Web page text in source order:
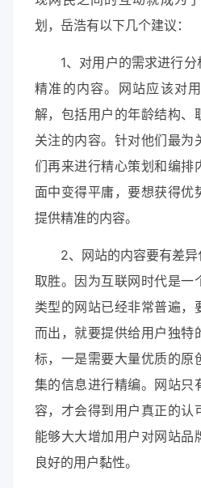
划，岳浩有以下几个建议：
1、对用户的需求进行
精准的内容。网站应该对
解，包括用户的年龄结构、
关注的内容。针对他们最为
们再来进行精心策划和编排
面中变得平庸，要想获得优
提供精准的内容。
2、网站的内容要有差
取胜。因为互联网时代是一
类型的网站已经非常普遍，
而出，就要提供给用户独特
标，一是需要大量优质的原
集的信息进行精编。网站只
容，才会得到用户真正的认
能够大大增加用户对网站品
良好的用户黏性。